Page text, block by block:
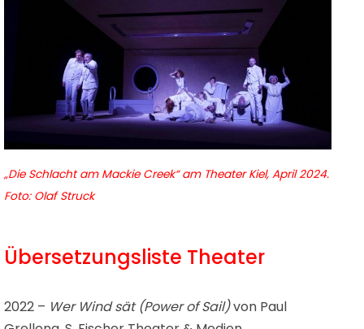
„Die Schlacht am Mackie Creek“ am Theater Kiel, April 2024.
Foto: Olaf Struck
Übersetzungsliste Theater
2022 – Wer Wind sät (Power of Sail)von Paul